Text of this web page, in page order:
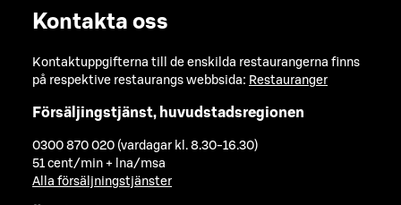
Kontakta oss
Kontaktuppgifterna till de enskilda restaurangerna finns
på respektive restaurangs webbsida: Restauranger
Försäljingstjänst, huvudstadsregionen
0300 870 020 (vardagar kl. 8.30-16.30)
51 cent/min + lna/msa
Alla försäljningstjänster